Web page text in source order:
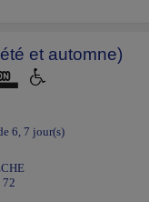
et automne)
6, 7 jour(s)
72